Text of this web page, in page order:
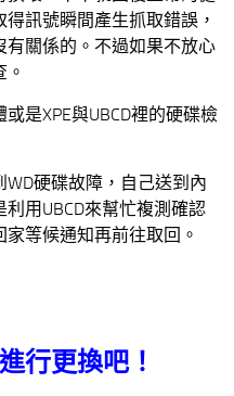
訊號瞬間產生抓取錯誤，
關係的。不過如果不放心
是XPE與UBCD裡的硬碟檢
硬碟故障，自己送到內
用UBCD來幫忙複測確認
等候通知再前往取回。
行更換吧！